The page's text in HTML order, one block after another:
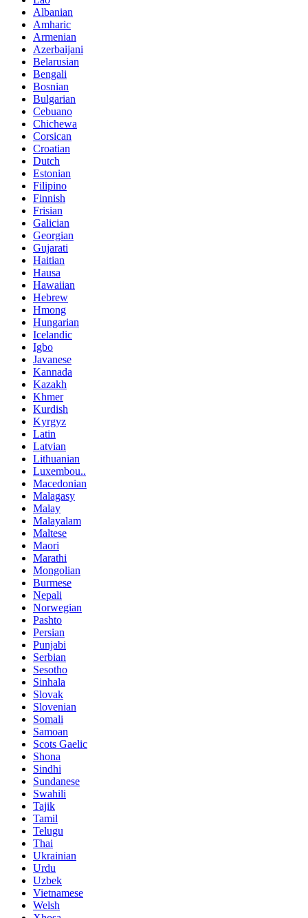
Albanian
Amharic
Armenian
Azerbaijani
Belarusian
Bengali
Bosnian
Bulgarian
Cebuano
Chichewa
Corsican
Croatian
Dutch
Estonian
Filipino
Finnish
Frisian
Galician
Georgian
Gujarati
Haitian
Hausa
Hawaiian
Hebrew
Hmong
Hungarian
Icelandic
Igbo
Javanese
Kannada
Kazakh
Khmer
Kurdish
Kyrgyz
Latin
Latvian
Lithuanian
Luxembou..
Macedonian
Malagasy
Malay
Malayalam
Maltese
Maori
Marathi
Mongolian
Burmese
Nepali
Norwegian
Pashto
Persian
Punjabi
Serbian
Sesotho
Sinhala
Slovak
Slovenian
Somali
Samoan
Scots Gaelic
Shona
Sindhi
Sundanese
Swahili
Tajik
Tamil
Telugu
Thai
Ukrainian
Urdu
Uzbek
Vietnamese
Welsh